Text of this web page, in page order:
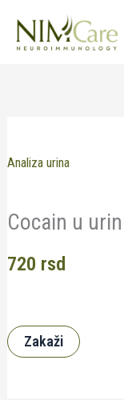
Analiza urina
Cocain u
720 rsd
Zakaži